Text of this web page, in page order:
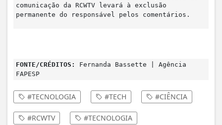
comunicação da RCWTV levará à exclusão
permanente do responsável pelos comentários.
FONTE/CRÉDITOS:
Fernanda Bassette | Agência
FAPESP
#TECNOLOGIA #TECH #CIÊNCIA
#RCWTV #TECNOLOGIA